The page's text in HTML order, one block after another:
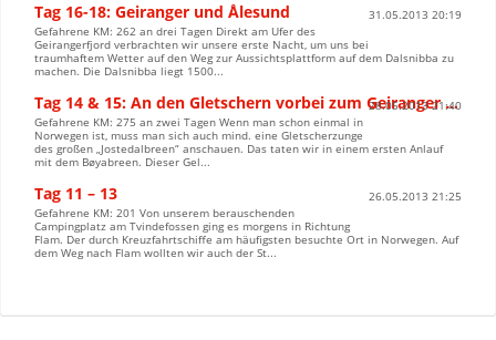
Tag 16-18: Geiranger und Ålesund
31.05.2013 20:19
Gefahrene KM: 262 an drei Tagen Direkt am Ufer des
Geirangerfjord verbrachten wir unsere erste Nacht, um uns bei
traumhaftem Wetter auf den Weg zur Aussichtsplattform auf dem Dalsnibba zu
machen. Die Dalsnibba liegt 1500...
Tag 14 & 15: An den Gletschern vorbei zum Geiranger …
28.05.2013 21:40
Gefahrene KM: 275 an zwei Tagen Wenn man schon einmal in
Norwegen ist, muss man sich auch mind. eine Gletscherzunge
des großen „Jostedalbreen“ anschauen. Das taten wir in einem ersten Anlauf
mit dem Bøyabreen. Dieser Gel...
Tag 11 – 13
26.05.2013 21:25
Gefahrene KM: 201 Von unserem berauschenden
Campingplatz am Tvindefossen ging es morgens in Richtung
Flam. Der durch Kreuzfahrtschiffe am häufigsten besuchte Ort in Norwegen. Auf
dem Weg nach Flam wollten wir auch der St...